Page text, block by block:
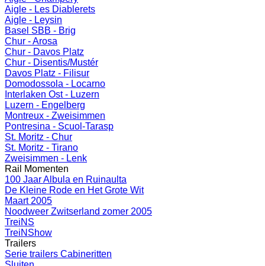
Aigle - Les Diablerets
Aigle - Leysin
Basel SBB - Brig
Chur - Arosa
Chur - Davos Platz
Chur - Disentis/Mustér
Davos Platz - Filisur
Domodossola - Locarno
Interlaken Ost - Luzern
Luzern - Engelberg
Montreux - Zweisimmen
Pontresina - Scuol-Tarasp
St. Moritz - Chur
St. Moritz - Tirano
Zweisimmen - Lenk
Rail Momenten
100 Jaar Albula en Ruinaulta
De Kleine Rode en Het Grote Wit
Maart 2005
Noodweer Zwitserland zomer 2005
TreiNS
TreiNShow
Trailers
Serie trailers Cabineritten